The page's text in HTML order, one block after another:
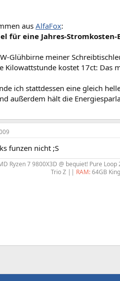
aus AlfaFox:
für eine Jahres-
Glühbirne meiner
Kilowattstunde kostet 17ct: Das
ich stattdessen eine gleich
außerdem hält die
funzen nicht ;S
Ryzen 7 9800X3D @ bequiet! Pure
Trio Z || RAM:64GB